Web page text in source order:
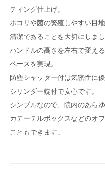
ティング仕上げ。
ホコリや菌の繁殖しやすい目
清潔であることを大切にしまし
ハンドルの高さを左右で変え
ペースを実現。
防塵シャッター付は気密性に
シリンダー錠付で安心です。
シンプルなので、院内のあら
カテーテルボックスなどのオ
こともできます。